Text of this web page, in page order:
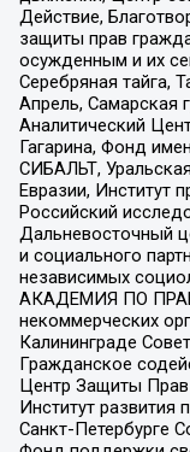
Действие,
защиты прав
осужденным и их
Серебряная тайга,
Апрель, Самарская
Аналитический
Гагарина, Фонд
СИБАЛЬТ,
Евразии, Институт
Российский
Дальневосточный
и социального
независимых
АКАДЕМИЯ ПО
некоммерческих
Калининграде
Гражданское
Центр Защиты
Институт развития
Санкт-Петербурге